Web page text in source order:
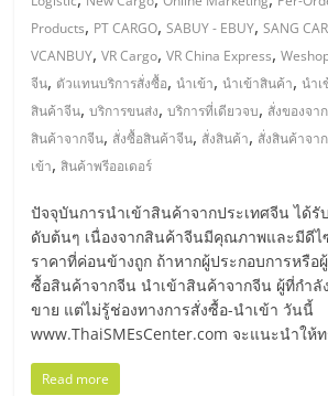
ไทย,
SMEs,
แฟ
รน
ไชส์,
ที่
Products, PT CARGO,SABUY - EBUY,SANG
VCANBUY,VR Cargo,VR China Express,
จีน, ตัวแทนบริการสั่งซื้อ,นำเข้า,นำเข้าสินค้า,นำ
สินค้าจีน,บริการขนส่ง,บริการที่เดียวจบ, สั่งของจา
สินค้าจากจีน, สั่งซื้อสินค้าจีน, สั่งสินค้า, สั่งสินค้าจา
เข้า,สินค้าพรีออเดอร์
ปัจจุบันการนำเข้าสินค้าจากประเทศจีน ได้รั
ดับต้นๆ เนื่องจากสินค้าจีนมีคุณภาพและมีดี
ราคาที่ค่อนข้างถูก ถ้าหากผู้ประกอบการหรือ
ซื้อสินค้าจากจีน นำเข้าสินค้าจากจีน ผู้ที่กำลั
ขาย แต่ไม่รู้ช่องทางการสั่งซื้อ-นำเข้า วันนี้
www.ThaiSMEsCenter.com จะแนะนำให้
Read more